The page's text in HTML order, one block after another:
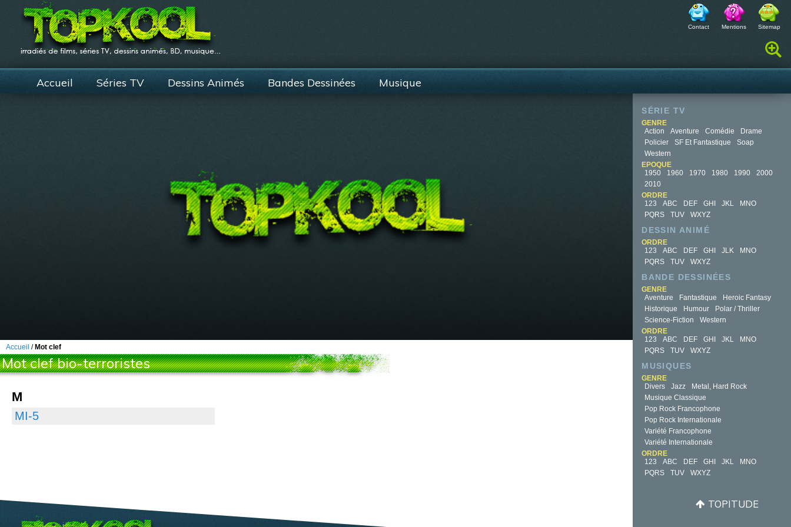
Contact Mentions Sitemap
Rechercher :
Accueil Séries TV Dessins Animés Bandes Dessinées Musique
SÉRIE TV
GENRE
Action
Aventure Comédie
Drame
Policier
SF Et Fantastique
Soap
Western
EPOQUE
1950
1960 1970 1980 1990
2000
2010
ORDRE
123
ABC DEF GHI JKL
MNO
PQRS
TUV WXYZ
DESSIN ANIMÉ
ORDRE
123
ABC DEF GHI JLK
MNO
PQRS
TUV WXYZ
BANDE DESSINÉES
GENRE
Aventure
Fantastique
Heroic Fantasy
Historique
Humour
Polar / Thriller
Science-Fiction
Western
ORDRE
123
ABC DEF GHI JKL
MNO
PQRS
TUV WXYZ
MUSIQUES
GENRE
Divers
Jazz
Metal, Hard Rock
Musique Classique
Pop Rock Francophone
Pop Rock Internationale
Variété Francophone
Variété Internationale
ORDRE
123
ABC DEF GHI JKL
MNO
PQRS
TUV WXYZ
Accueil / Mot clef
Mot clef bio-terroristes
M
MI-5
TOPITUDE